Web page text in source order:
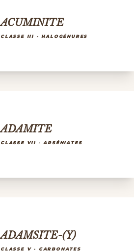
ACUMINITE
CLASSE III - HALOGÉNURES
ADAMITE
CLASSE VII - ARSÉNIATES
ADAMSITE-(Y)
CLASSE V - CARBONATES